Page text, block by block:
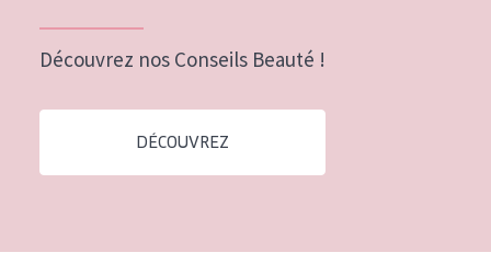
Peau mature
Peau ménopausée
Âge : 55+
Découvrez nos Conseils Beauté !
DÉCOUVREZ